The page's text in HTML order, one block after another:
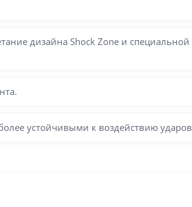
дизайна Shock Zone и
устойчивыми к воздействию